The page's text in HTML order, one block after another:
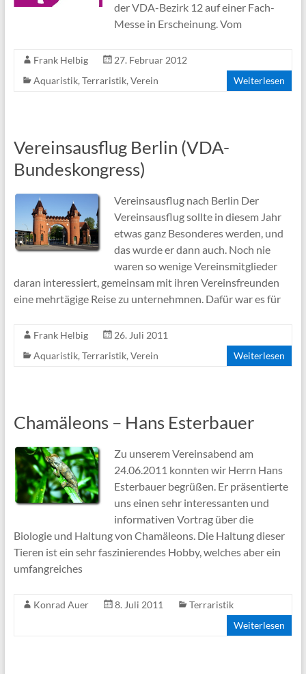
der VDA-Bezirk 12 auf einer Fach-
Messe in Erscheinung. Vom
Frank Helbig
27. Februar 2012
Aquaristik, Terraristik, Verein Weiterlesen
Vereinsausflug Berlin (VDA-
Bundeskongress)
Vereinsausflug nach Berlin Der
Vereinsausflug sollte in diesem Jahr
etwas ganz Besonderes werden, und
das wurde er dann auch. Noch nie
waren so wenige Vereinsmitglieder
daran interessiert, gemeinsam mit ihren Vereinsfreunden
eine mehrtägige Reise zu unternehmnen. Dafür war es für
Frank Helbig
26. Juli 2011
Aquaristik, Terraristik, Verein Weiterlesen
Chamäleons – Hans Esterbauer
Zu unserem Vereinsabend am
24.06.2011 konnten wir Herrn Hans
Esterbauer begrüßen. Er präsentierte
uns einen sehr interessanten und
informativen Vortrag über die
Biologie und Haltung von Chamäleons. Die Haltung dieser
Tieren ist ein sehr faszinierendes Hobby, welches aber ein
umfangreiches
Konrad Auer 8. Juli 2011
Terraristik
Weiterlesen